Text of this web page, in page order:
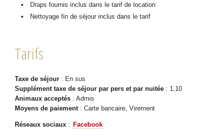
Draps fournis inclus dans le tarif de location
Nettoyage fin de séjour inclus dans le tarif
Tarifs
Taxe de séjour : En sus
Supplément taxe de séjour par pers et par nuitée : 1,10
Animaux acceptés : Admis
Moyens de paiement : Carte bancaire, Virement
Réseaux sociaux : Facebook